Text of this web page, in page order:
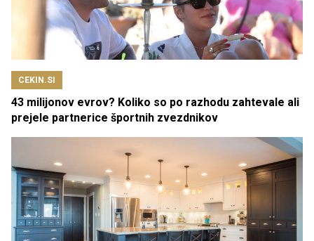
CEKIN.SI
43 milijonov evrov? Koliko so po razhodu zahtevale ali
prejele partnerice športnih zvezdnikov